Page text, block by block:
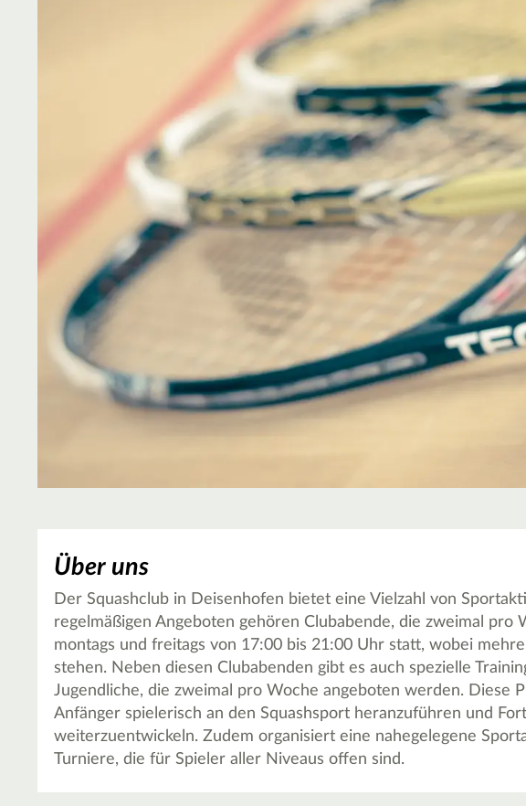
Über uns
Der Squashclub in Deisenhofen bietet eine Vielzahl von
regelmäßigen Angeboten gehören Clubabende, die zweimal pro
montags und freitags von 17:00 bis 21:00 Uhr statt, wobei
stehen. Neben diesen Clubabenden gibt es auch spezielle
Jugendliche, die zweimal pro Woche angeboten werden. Diese
Anfänger spielerisch an den Squashsport heranzuführen und
weiterzuentwickeln. Zudem organisiert eine nahegelegene
Turniere, die für Spieler aller Niveaus offen sind.